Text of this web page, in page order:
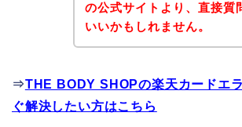
の公式サイトより、直接質
いいかもしれません。
⇒THE BODY SHOPの楽天カードエ
ぐ解決したい方はこちら